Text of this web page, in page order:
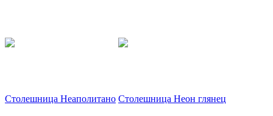
Столешница Неаполитано Столешница Неон глянец